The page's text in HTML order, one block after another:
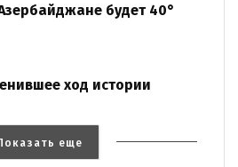
будет 40°
ход истории
еще